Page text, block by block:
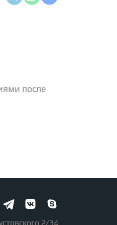
после
2/34